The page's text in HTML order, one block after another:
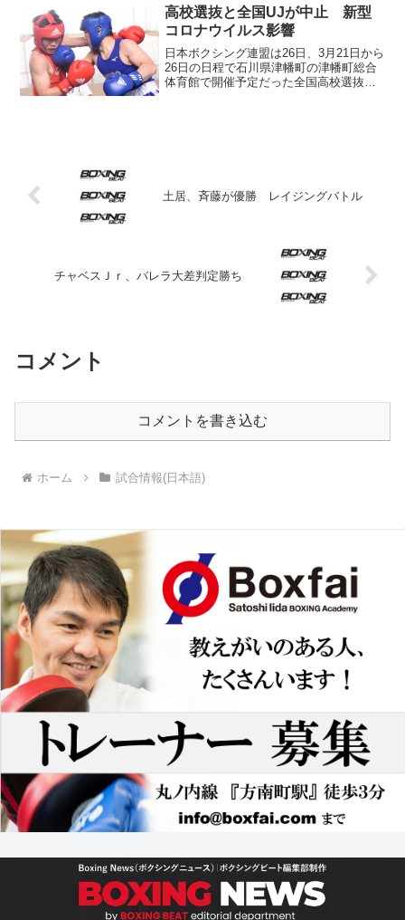
（敬称略）＝ボクシング･ビート9月号よ
り抜粋＝山中 ...
高校選抜と全国UJが中止 新型
コロナウイルス影響
日本ボクシング連盟は26日、3月21日から
26日の日程で石川県津幡町の津幡町総合
体育館で開催予定だった全国高校選抜
土居、斉藤が優勝 レイジングバトル
チャベスＪｒ、バレラ大差判定勝ち
コメント
コメントを書き込む
ホーム 試合情報(日本語)